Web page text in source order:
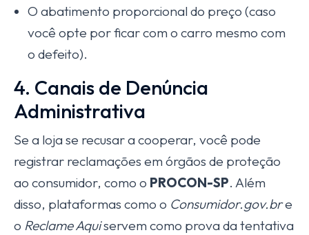
O abatimento proporcional do preço (caso
você opte por ficar com o carro mesmo com
o defeito).
4. Canais de Denúncia
Administrativa
Se a loja se recusar a cooperar, você pode
registrar reclamações em órgãos de proteção
ao consumidor, como o PROCON-SP. Além
disso, plataformas como o Consumidor.gov.bre
o Reclame Aquiservem como prova da tentativa